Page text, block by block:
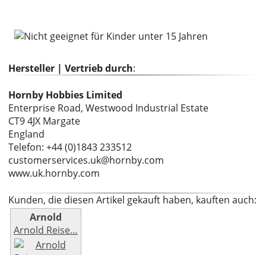
Hersteller | Vertrieb durch:
Hornby Hobbies Limited
Enterprise Road, Westwood Industrial Estate
CT9 4JX Margate
England
Telefon: +44 (0)1843 233512
customerservices.uk@hornby.com
www.uk.hornby.com
Kunden, die diesen Artikel gekauft haben, kauften auch:
Arnold
Arnold Reise…